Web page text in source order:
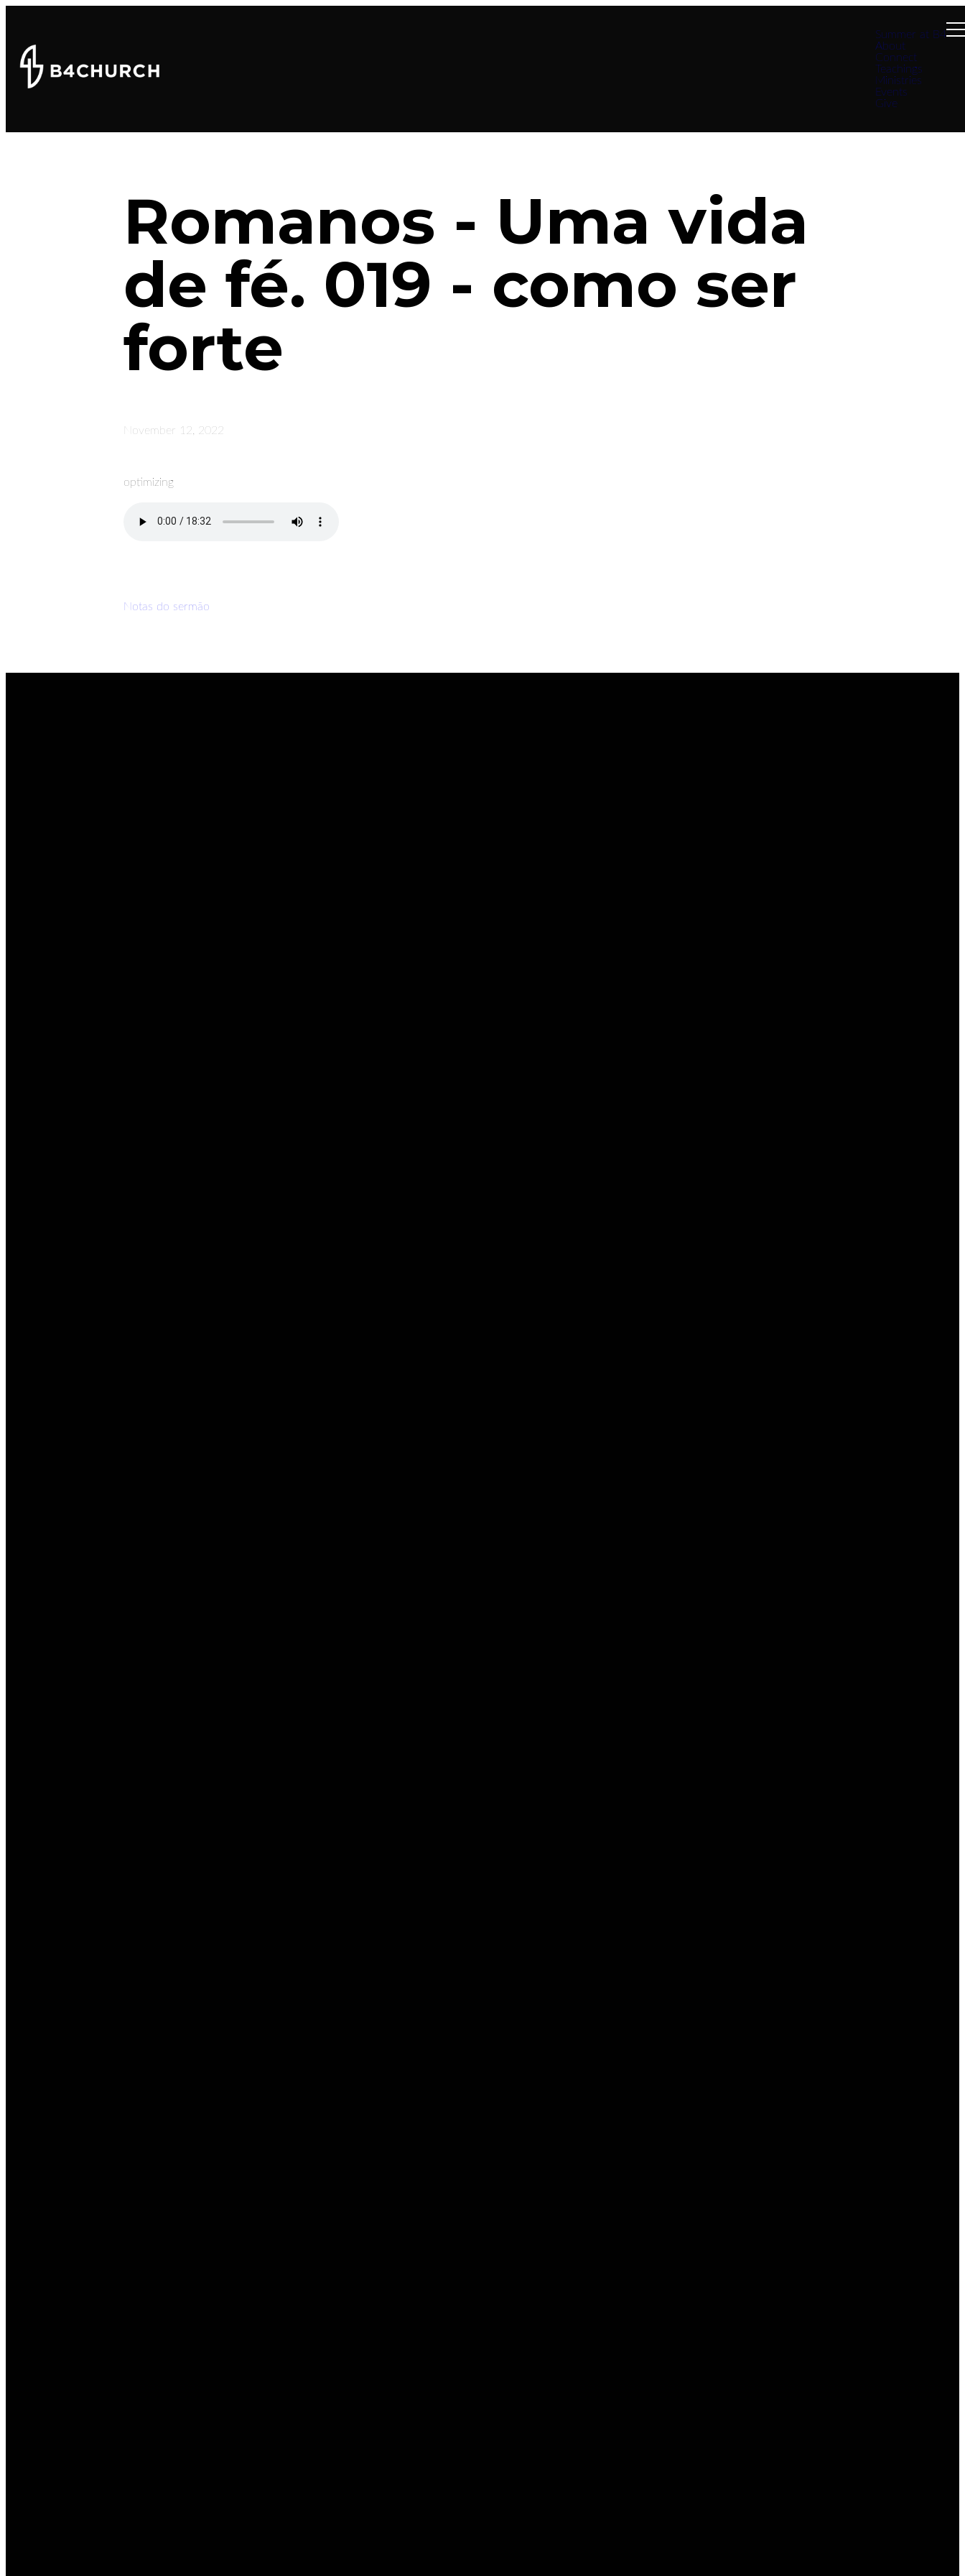
Summer at B4
About
Connect
Teachings
Ministries
Events
Give
Romanos - Uma vida
de fé. 019 - como ser
forte
November 12, 2022
optimizing
Notas do sermão